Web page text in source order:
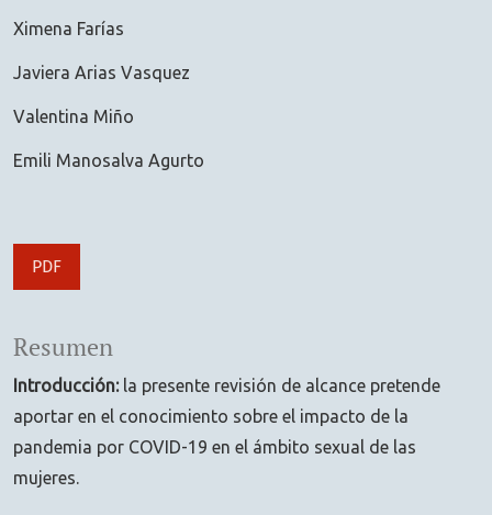
Ximena Farías
Javiera Arias Vasquez
Valentina Miño
Emili Manosalva Agurto
PDF
Resumen
Introducción:la presente revisión de alcance pretende
aportar en el conocimiento sobre el impacto de la
pandemia por COVID-19 en el ámbito sexual de las
mujeres.